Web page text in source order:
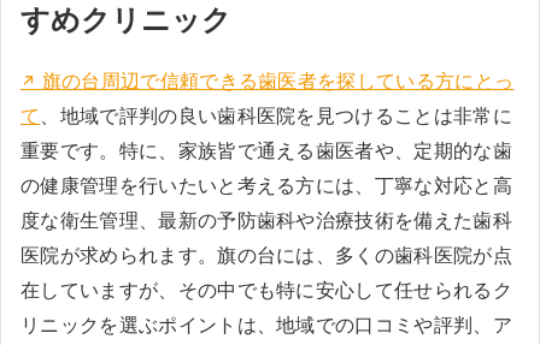
すめクリニック
旗の台周辺で信頼できる歯医者を探している方にとっ
て 、地域で評判の良い歯科医院を見つけることは非常に
重要です。特に、家族皆で通える歯医者や、定期的な歯
の健康管理を行いたいと考える方には、丁寧な対応と高
度な衛生管理、最新の予防歯科や治療技術を備えた歯科
医院が求められます。旗の台には、多くの歯科医院が点
在していますが、その中でも特に安心して任せられるク
リニックを選ぶポイントは、地域での口コミや評判、ア